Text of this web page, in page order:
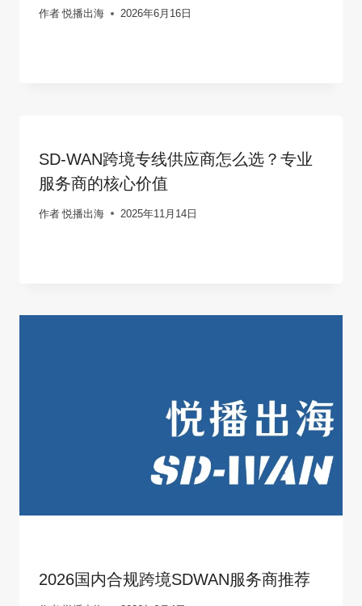
作者 悦播出海 2026年6月16日
SD-WAN跨境专线供应商怎么选？专业
服务商的核心价值
作者 悦播出海 2025年11月14日
2026国内合规跨境SDWAN服务商推荐